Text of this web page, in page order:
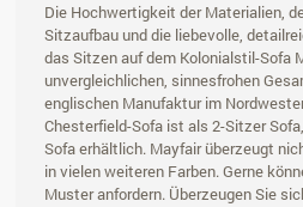
Die Hochwertigkeit der Materialien,
Sitzaufbau und die liebevolle,
das Sitzen auf dem Kolonialstil-Sofa
unvergleichlichen, sinnesfrohen
englischen Manufaktur im
Chesterfield-Sofa ist als 2-Sitzer
Sofa erhältlich. Mayfair überzeugt
in vielen weiteren Farben. Gerne
Muster anfordern. Überzeugen Sie